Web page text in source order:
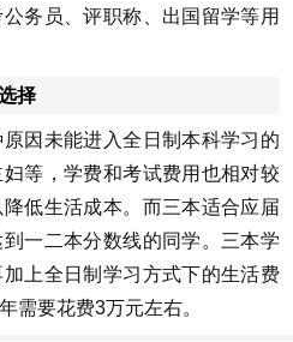
务员、评职称、出国留学等用
择
因未能进入全日制本科学习的
等，学费和考试费用也相对较
低生活成本。而三本适合应届
一二本分数线的同学。三本学
上全日制学习方式下的生活费
需要花费3万元左右。